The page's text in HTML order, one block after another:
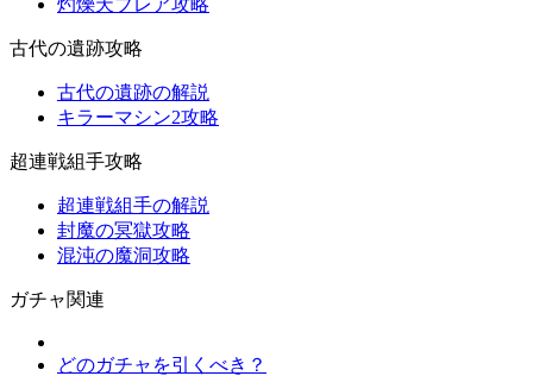
灼爍天ブレア攻略
古代の遺跡攻略
古代の遺跡の解説
キラーマシン2攻略
超連戦組手攻略
超連戦組手の解説
封魔の冥獄攻略
混沌の魔洞攻略
ガチャ関連
どのガチャを引くべき？